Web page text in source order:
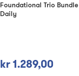
Foundational Trio Bundle
Daily
kr 1.289,00